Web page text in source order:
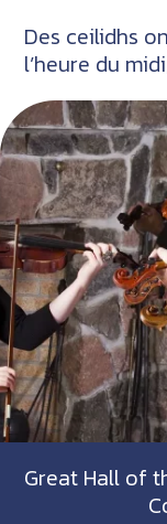
Des ceilidhs
l’heure du
Great Hall of